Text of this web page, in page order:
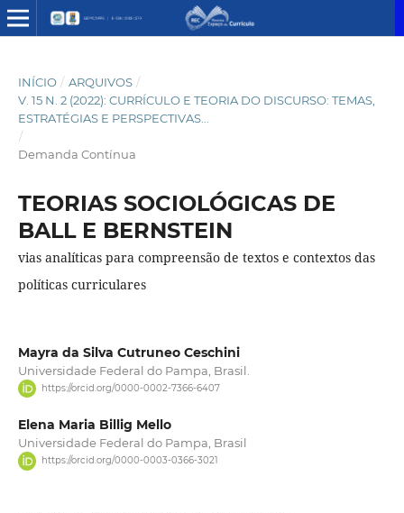
INÍCIO / ARQUIVOS /
V. 15 N. 2 (2022): CURRÍCULO E TEORIA DO DISCURSO: TEMAS,
ESTRATÉGIAS E PERSPECTIVAS...
/
Demanda Contínua
TEORIAS SOCIOLÓGICAS DE
BALL E BERNSTEIN
vias analíticas para compreensão de textos e contextos das
políticas curriculares
Mayra da Silva Cutruneo Ceschini
Universidade Federal do Pampa, Brasil.
https://orcid.org/0000-0002-7366-6407
Elena Maria Billig Mello
Universidade Federal do Pampa, Brasil
https://orcid.org/0000-0003-0366-3021